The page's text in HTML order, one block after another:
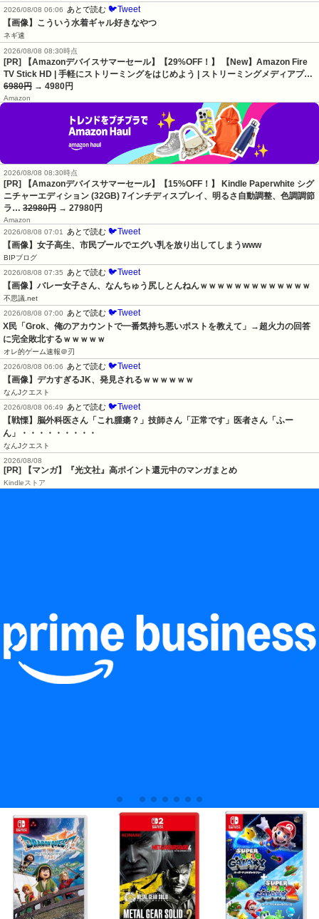
2026/08/08 06:06 あとで読む 🐦Tweet
【画像】こういう水着ギャル好きなやつ
ネギ速
2026/08/08 08:30時点
[PR] 【Amazonデバイスサマーセール】【29%OFF！】 【New】Amazon Fire
TV Stick HD | 手軽にストリーミングをはじめよう | ストリーミングメディアプ…
6980円 → 4980円
Amazon
2026/08/08 08:30時点
[PR] 【Amazonデバイスサマーセール】【15%OFF！】 Kindle Paperwhite シグ
ニチャーエディション (32GB) 7インチディスプレイ、明るさ自動調整、色調調節
ラ… 32980円 → 27980円
Amazon
2026/08/08 07:01
あとで読む 🐦Tweet
【画像】女子高生、市民プールでエグい乳を放り出してしまうwww
BIPブログ
2026/08/08 07:35
あとで読む 🐦Tweet
【画像】バレー女子さん、なんちゅう尻しとんねんｗｗｗｗｗｗｗｗｗｗｗｗｗ
不思議.net
2026/08/08 07:00
あとで読む 🐦Tweet
X民「Grok、俺のアカウントで一番気持ち悪いポストを教えて」→超火力の回答
に完全敗北するｗｗｗｗｗ
オレ的ゲーム速報＠刃
2026/08/08 06:06
あとで読む 🐦Tweet
【画像】デカすぎるJK、発見されるｗｗｗｗｗｗ
なんJクエスト
2026/08/08 06:49
あとで読む 🐦Tweet
【戦慄】脳外科医さん「これ腫瘍？」技師さん「正常です」医者さん「ふー
ん」・・・・・・・・・
なんJクエスト
2026/08/08
[PR] 【マンガ】『光文社』高ポイント還元中のマンガまとめ
Kindleストア